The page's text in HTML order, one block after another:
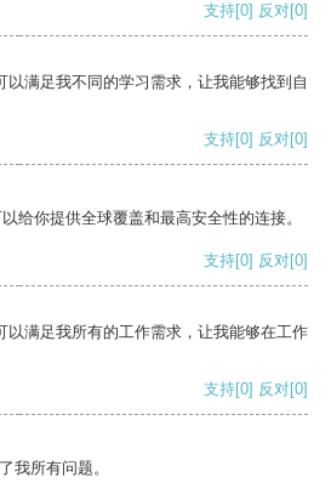
支持[0] 反对[0]
以满足我不同的学习需求，让我能够找到自
支持[0] 反对[0]
给你提供全球覆盖和最高安全性的连接。
支持[0] 反对[0]
以满足我所有的工作需求，让我能够在工作
支持[0] 反对[0]
我所有问题。